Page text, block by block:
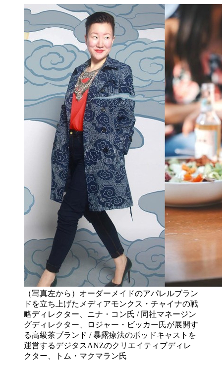
（写真左から）オーダーメイドのアパレルブラン
ドを立ち上げたメディアモンクス・チャイナの戦
略ディレクター、ニナ・コン氏 / 同社マネージン
グディレクター、ロジャー・ビッカー氏が展開す
る高級茶ブランド / 暴露療法のポッドキャストを
運営するデジタスANZのクリエイティブディレ
クター、トム・マクマラン氏